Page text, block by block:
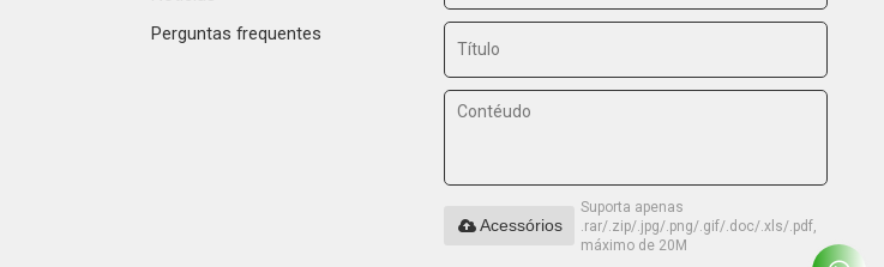
Perguntas frequentes
Suporta apenas
.rar/.zip/.jpg/.png/.gif/.doc/.xls/.pdf,
máximo de 20M
Acessórios